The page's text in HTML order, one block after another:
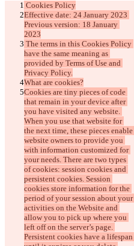
Cookies Policy
Effective date: 24 January 2023
Previous version: 18 January
2023
have the same meaning as
provided by Terms of Use and
Privacy Policy.
What are cookies?
Cookies are tiny pieces of code
that remain in your device after
you have visited any website.
When you use that website for
the next time, these pieces enable
website owners to provide you
with information customized for
your needs. There are two types
of cookies: session cookies and
persistent cookies. Session
cookies store information for the
period of your session about your
activities on the Website and
allow you to pick up where you
left off on the server’s page.
Persistent cookies have a lifespan
保存された差分